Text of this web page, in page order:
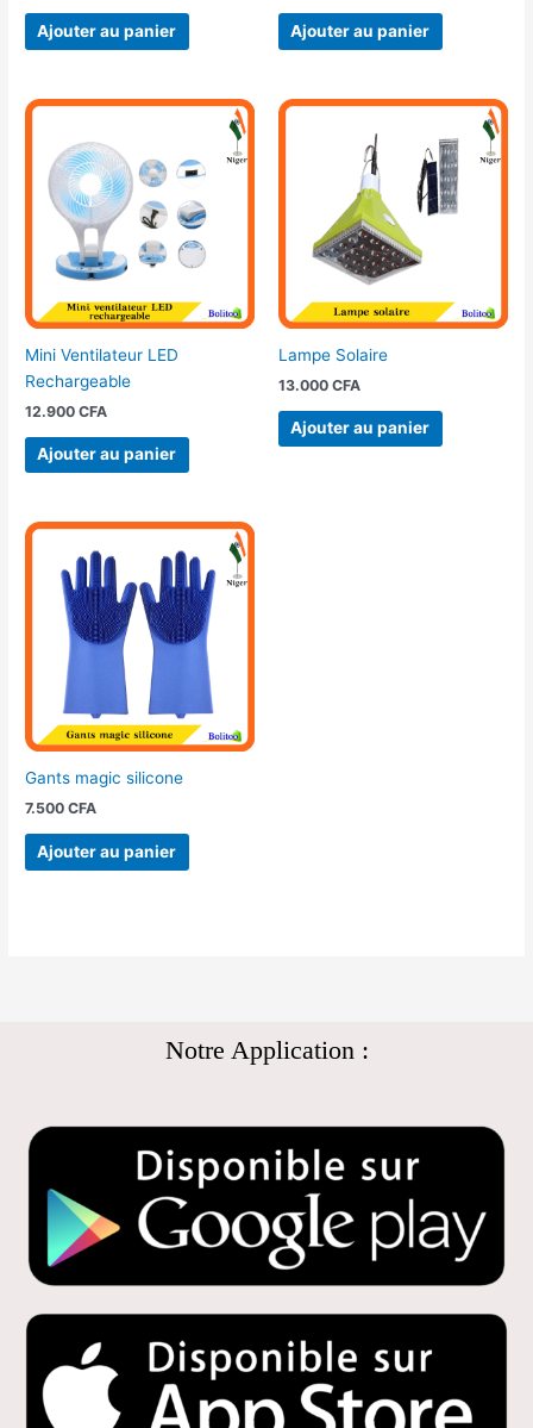
Ajouter au panier Ajouter au panier
Mini Ventilateur LED
Rechargeable
12.900CFA
Ajouter au panier
Lampe Solaire
13.000 CFA
Ajouter au panier
Gants magic silicone
7.500CFA
Ajouter au panier
Notre Application :